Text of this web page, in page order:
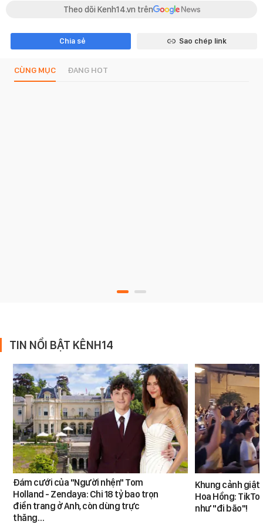
Theo dõi Kenh14.vn trên
Chia sẻ Sao chép link
CÙNG MỤC ĐANG HOT
TIN NỔI BẬT KÊNH14
Đám cưới của "Người nhện" Tom
Holland - Zendaya: Chi 18 tỷ bao trọn
điền trang ở Anh, còn dùng trực
thăng…
Khung cảnh
Hoa Hồng:
như "đi bão"!